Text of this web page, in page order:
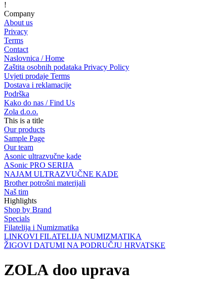
!
Company
About us
Privacy
Terms
Contact
Naslovnica / Home
Zaštita osobnih podataka Privacy Policy
Uvjeti prodaje Terms
Dostava i reklamacije
Podrška
Kako do nas / Find Us
Zola d.o.o.
This is a title
Our products
Sample Page
Our team
Asonic ultrazvučne kade
ASonic PRO SERIJA
NAJAM ULTRAZVUČNE KADE
Brother potrošni materijali
Naš tim
Highlights
Shop by Brand
Specials
Filatelija i Numizmatika
LINKOVI FILATELIJA NUMIZMATIKA
ŽIGOVI DATUMI NA PODRUČJU HRVATSKE
ZOLA doo uprava